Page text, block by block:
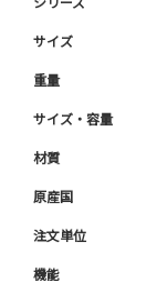
サイズ
重量
サイズ・容量
材質
原産国
注文単位
機能